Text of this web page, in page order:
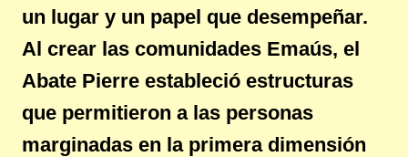
un lugar y un papel que desempeñar.
Al crear las comunidades Emaús, el
Abate Pierre estableció estructuras
que permitieron a las personas
marginadas en la primera dimensión